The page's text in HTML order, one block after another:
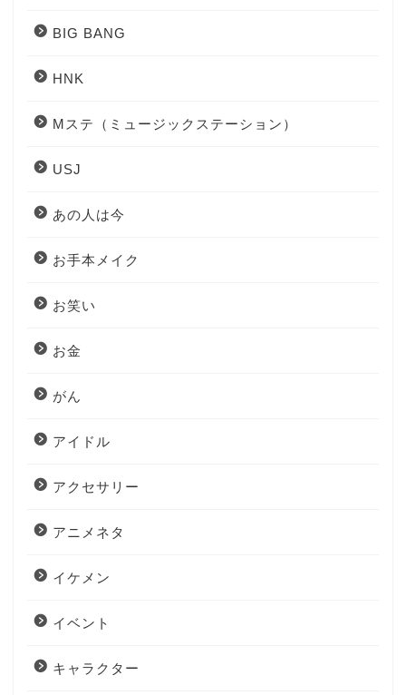
BIG BANG
HNK
Mステ（ミュージックステーション）
USJ
あの人は今
お手本メイク
お笑い
お金
がん
アイドル
アクセサリー
アニメネタ
イケメン
イベント
キャラクター